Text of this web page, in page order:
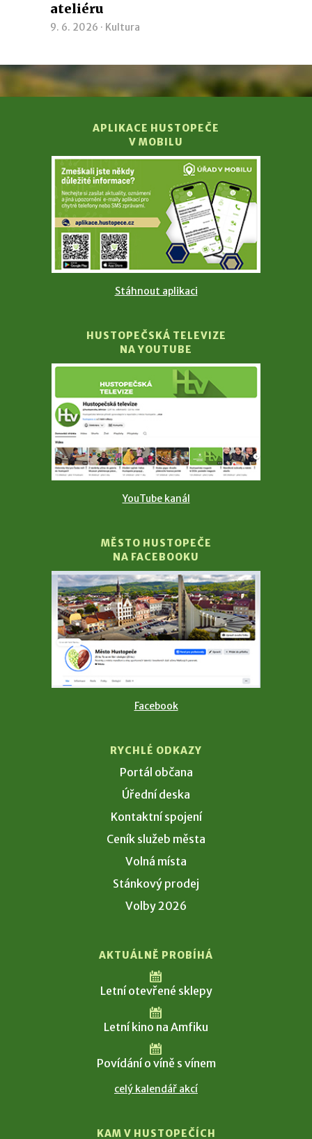
ateliéru
9. 6. 2026 · Kultura
APLIKACE HUSTOPEČE
V MOBILU
Stáhnout aplikaci
HUSTOPEČSKÁ TELEVIZE
NA YOUTUBE
YouTube kanál
MĚSTO HUSTOPEČE
NA FACEBOOKU
Facebook
RYCHLÉ ODKAZY
Portál občana
Úřední deska
Kontaktní spojení
Ceník služeb města
Volná místa
Stánkový prodej
Volby 2026
AKTUÁLNĚ PROBÍHÁ
Letní otevřené sklepy
Letní kino na Amfiku
Povídání o víně s vínem
celý kalendář akcí
KAM V HUSTOPEČÍCH